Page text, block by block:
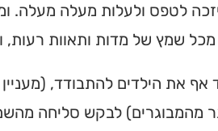
לטפס ולעלות מעלה מעלה.
מכל שמץ של מדות ותאוות
אף את הילדים להתבודד,
מהמבוגרים) לבקש סליחה